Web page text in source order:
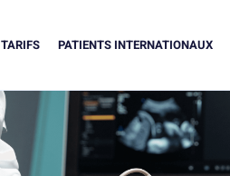
TARIFS PATIENTS INTERNATIONAUX